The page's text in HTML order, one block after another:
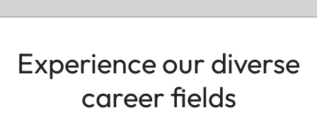
Experience our diverse
career fields